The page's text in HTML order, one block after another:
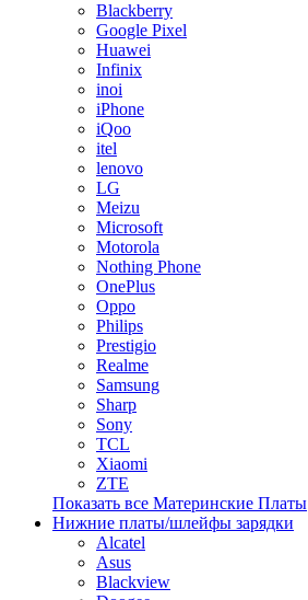
Blackberry
Google Pixel
Huawei
Infinix
inoi
iPhone
iQoo
itel
lenovo
LG
Meizu
Microsoft
Motorola
Nothing Phone
OnePlus
Oppo
Philips
Prestigio
Realme
Samsung
Sharp
Sony
TCL
Xiaomi
ZTE
Показать все Материнские Платы
Нижние платы/шлейфы зарядки
Alcatel
Asus
Blackview